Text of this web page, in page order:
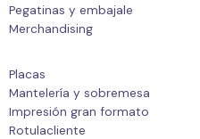
Pegatinas y embajale
Merchandising
Placas
Mantelería y sobremesa
Impresión gran formato
Rotulacliente